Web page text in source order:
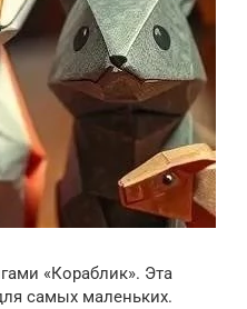
«Кораблик». Эта
самых маленьких.